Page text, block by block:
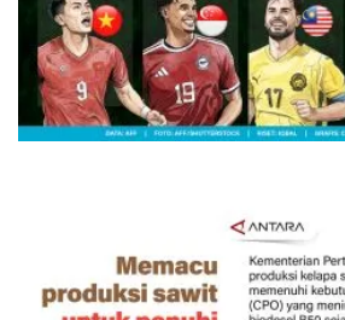
Semifinal Piala AFF 2026
2 jam lalu